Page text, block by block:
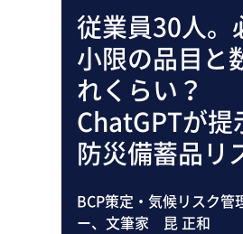
従業員30人。
小限の品目と
れくらい？
ChatGPTが提
防災備蓄品リ
BCP策定・気候リスク管
ー、文筆家 昆 正和